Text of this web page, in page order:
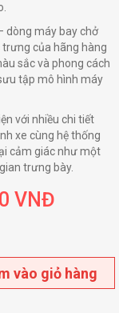
dòng máy bay chở
trưng của hãng hàng
sắc và phong cách
tập mô hình máy
với nhiều chi tiết
xe cùng hệ thống
cảm giác như một
trưng bày.
VNĐ
vào giỏ hàng